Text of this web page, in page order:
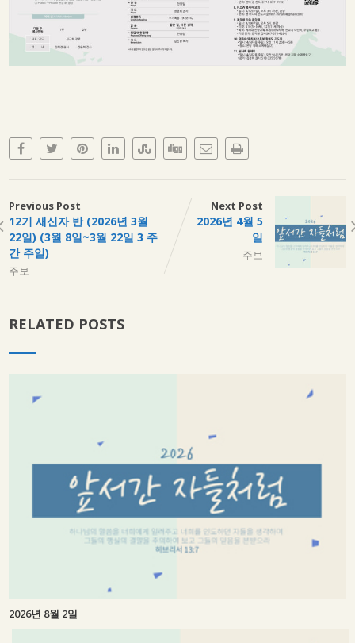
Previous Post
12기 새신자 반 (2026년 3월
22일) (3월 8일~3월 22일 3 주
간 주일)
주보
Next Post
2026년 4월 5
일
주보
RELATED POSTS
2026년 8월 2일